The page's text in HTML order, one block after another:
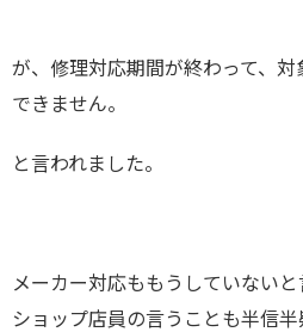
が、修理対応期間が終わって、対
できません。
と言われました。
メーカー対応ももうしていない
ショップ店員の言うことも半信